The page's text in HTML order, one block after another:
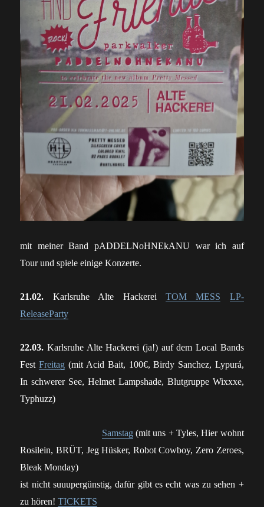
mit meiner Band pADDELNoHNEkANU war ich auf
Tour und spiele einige Konzerte.
21.02. Karlsruhe Alte Hackerei TOM MESS
LP-
ReleaseParty
22.03. Karlsruhe Alte Hackerei (ja!) auf dem Local Bands
FestFreitag (mit Acid Bait, 100€, Birdy Sanchez, Lypurá,
In schwerer See, Helmet Lampshade, Blutgruppe Wixxxe,
Typhuzz)
Samstag(mit uns + Tyles, Hier wohnt
Rosilein, BRÜT, Jeg Hüsker, Robot Cowboy, Zero Zeroes,
Bleak Monday)
ist nicht suuupergünstig, dafür gibt es echt was zu sehen +
zu hören!TICKETS